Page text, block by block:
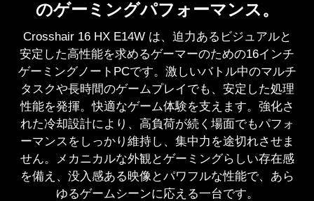
のゲーミングパフォーマンス。
Crosshair 16 HX E14W は、迫力あるビジュアルと
安定した高性能を求めるゲーマーのための16インチ
ゲーミングノートPCです。激しいバトル中のマルチ
タスクや長時間のゲームプレイでも、安定した処理
性能を発揮。快適なゲーム体験を支えます。強化さ
れた冷却設計により、高負荷が続く場面でもパフォ
ーマンスをしっかり維持し、集中力を途切れさせま
せん。メカニカルな外観とゲーミングらしい存在感
を備え、没入感ある映像とパワフルな性能で、あら
ゆるゲームシーンに応える一台です。